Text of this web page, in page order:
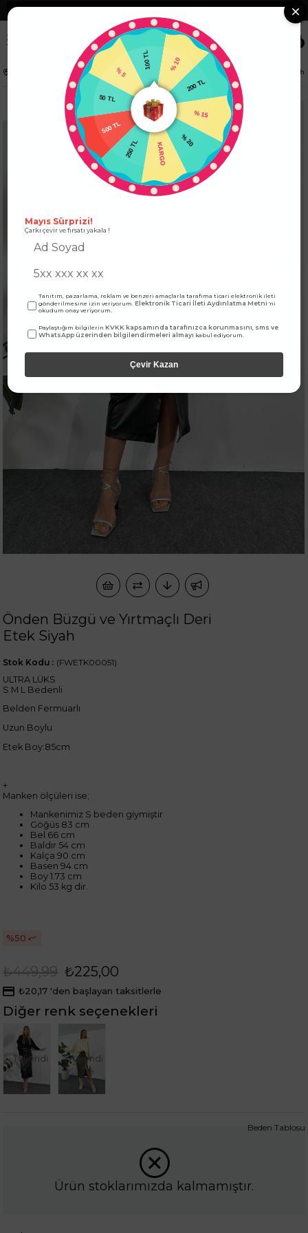
❯
0
KADIN ALT GİYİM ETEK Önden Büzgü ve Yırtmaçlı Deri Etek Siyah
Önden Büzgü ve Yırtmaçlı Deri
Etek Siyah
(FWETK00051)
Stok Kodu
ULTRA LÜKS
S M L Bedenli
Belden Fermuarlı
Uzun Boylu
Etek Boy:85cm
+
Manken ölçüleri ise;
Mankenimiz S beden giymiştir
Göğüs 83 cm
Bel 66 cm
Baldır 54 cm
Kalça 90 cm
Basen 94 cm
Boy 1.73 cm
Kilo 53 kg dir.
50
₺449,99 ₺225,00
₺20,17 'den başlayan taksitlerle
Diğer renk seçenekleri
Tükendi Tükendi
Ürün stoklarımızda kalmamıştır.
Beden Tablosu
% 10
200 TL
% 15
% 20
250 TL
500 TL
50 TL
% 5
Mayıs Sürprizi!
Çarkı çevir ve fırsatı yakala !
Tanıtım, pazarlama, reklam ve benzeri amaçlarla tarafıma ticari elektronik ileti
gönderilmesine izin veriyorum.Elektronik Ticari İleti Aydınlatma Metni 'ni
okudum onay veriyorum.
Paylaştığım bilgilerinKVKK kapsamında tarafınızca korunmasını, sms ve
WhatsApp üzerinden bilgilendirmeleri almayı kabul ediyorum.
Çevir Kazan